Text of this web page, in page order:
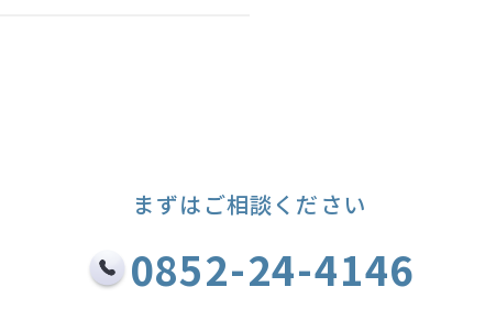
まずはご相談ください
0852-24-4146